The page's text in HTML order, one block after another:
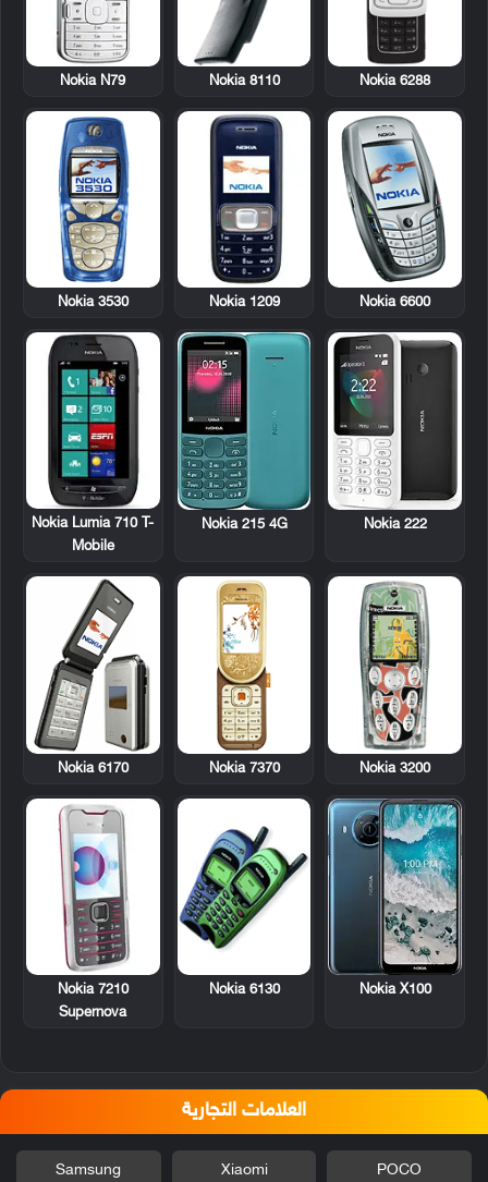
Nokia 6288
Nokia 8110
Nokia N79
Nokia 6600
Nokia 1209
Nokia 3530
Nokia 222
Nokia 215 4G
Nokia Lumia 710 T-
Mobile
Nokia 3200
Nokia 7370
Nokia 6170
Nokia X100
Nokia 6130
Nokia 7210
Supernova
العلامات التجارية
POCO
Xiaomi
Samsung